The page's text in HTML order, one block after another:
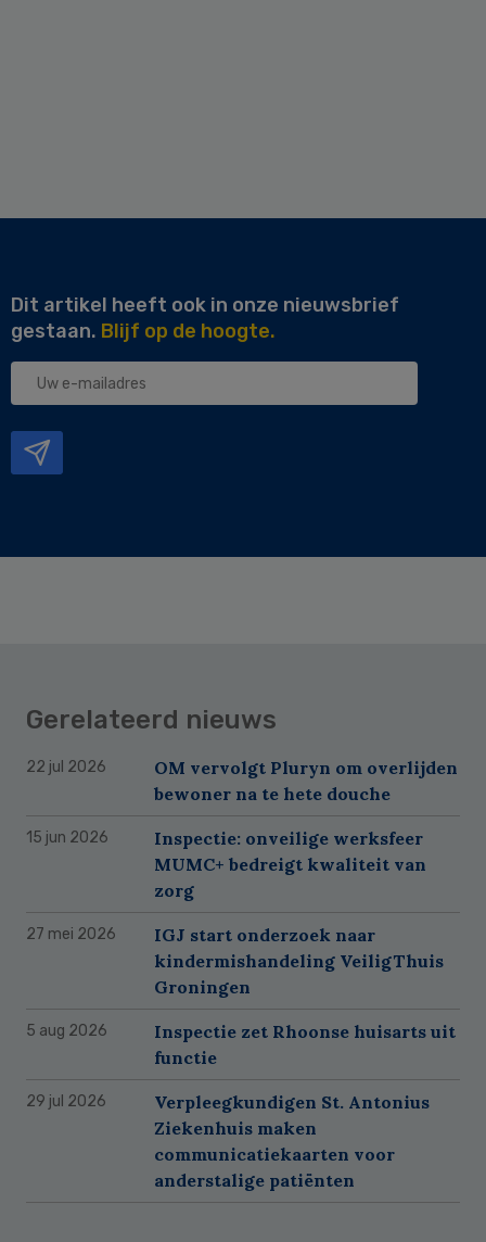
Dit artikel heeft ook in onze nieuwsbrief
gestaan. Blijf op de hoogte.
Uw
Gerelateerd nieuws
22 jul 2026
OM vervolgt Pluryn om overlijden
bewoner na te hete douche
15 jun 2026
Inspectie: onveilige werksfeer
MUMC+ bedreigt kwaliteit van
zorg
27 mei 2026
IGJ start onderzoek naar
kindermishandeling VeiligThuis
Groningen
5 aug 2026
Inspectie zet Rhoonse huisarts uit
functie
29 jul 2026
Verpleegkundigen St. Antonius
Ziekenhuis maken
communicatiekaarten voor
anderstalige patiënten